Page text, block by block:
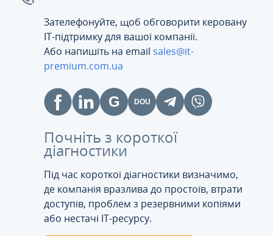
Зателефонуйте, щоб обговорити керовану
ІТ-підтримку для вашої компанії.
Або напишіть на email sales@it-
premium.com.ua
Почніть з короткої
діагностики
Під час короткої діагностики визначимо,
де компанія вразлива до простоїв, втрати
доступів, проблем з резервними копіями
або нестачі IT-ресурсу.